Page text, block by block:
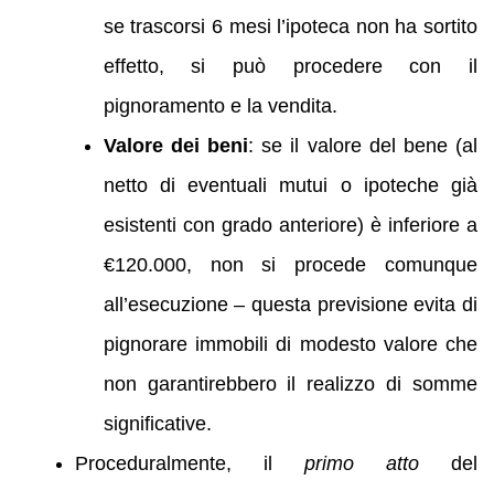
se trascorsi 6 mesi l’ipoteca non ha sortito
effetto, si può procedere con il
pignoramento e la vendita.
Valore dei beni: se il valore del bene (al
netto di eventuali mutui o ipoteche già
esistenti con grado anteriore) è inferiore a
€120.000, non si procede comunque
all’esecuzione – questa previsione evita di
pignorare immobili di modesto valore che
non garantirebbero il realizzo di somme
significative.
Proceduralmente, il primo attodel